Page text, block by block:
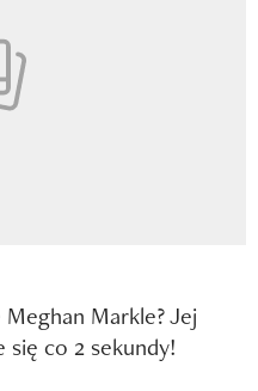
Markle? Jej
się co 2 sekundy!